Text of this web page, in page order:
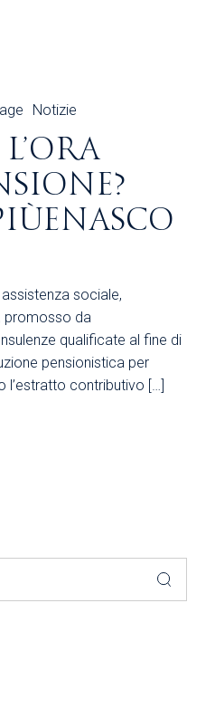
Notizie
sociale,
promosso da
qualificate al fine di
pensionistica per
l’estratto contributivo […]